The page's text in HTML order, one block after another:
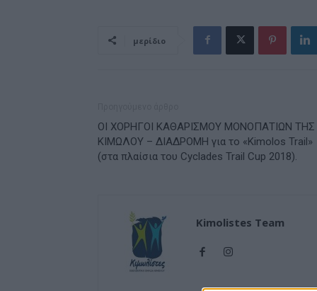
μερίδιο
ΟΙ ΧΟΡΗΓΟΙ ΚΑΘΑΡΙΣΜΟΥ ΜΟΝΟΠΑΤΙΩΝ ΤΗΣ
ΚΙΜΩΛΟΥ – ΔΙΑΔΡΟΜΗ για το «Kimolos Trail»
(στα πλαίσια του Cyclades Trail Cup 2018).
Kimolistes Team